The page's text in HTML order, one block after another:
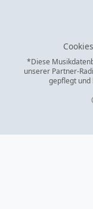
Cookies
*Diese
unserer Partner-
gepflegt und